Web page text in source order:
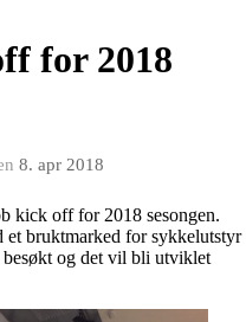
for 2018
8. apr 2018
kick off for 2018 sesongen.
et bruktmarked for sykkelutstyr
og det vil bli utviklet